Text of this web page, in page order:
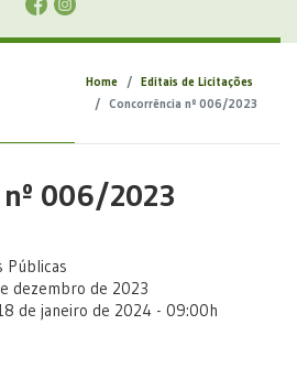
Home
Editais de Licitações
Concorrência nº 006/2023
006/2023
Públicas
dezembro de 2023
de janeiro de 2024 - 09:00h